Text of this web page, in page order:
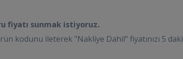
fiyatı sunmak istiyoruz.
kodunu ileterek "Nakliye Dahil" fiyatınızı 5